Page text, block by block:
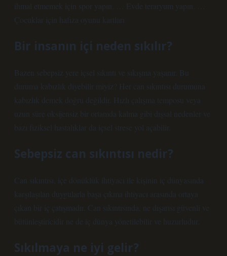
ihmal etmemek için spor yapın. … Evde teraryum yapın. …
Çocuklar için hafıza oyunu kartları
Bir insanın içi neden sıkılır?
Bazen sebepsiz yere içsel sıkıntı ve sıkışma yaşanır. Bu
duruma kabızlık diyebilir miyiz? Her can sıkıntısı durumuna
kabızlık demek doğru değildir. Hızlı çalışma temposu veya
uzun süre oksijensiz bir ortamda kalma gibi dışsal nedenler ve
bazı fiziksel hastalıklar da içsel strese yol açabilir.
Sebepsiz can sıkıntısı nedir?
Can sıkıntısı, içe dönüklük ihtiyacı ile kişinin iç dünyasında
karşılaşılan duygularla başa çıkma ihtiyacı arasında ortaya
çıkan bir iç çatışmadır. Can sıkıntısında, ne dışarısı güvenli ve
bütünleştiricidir ne de iç dünya yönetilebilir ve huzurludur.
Sıkılmaya ne iyi gelir?